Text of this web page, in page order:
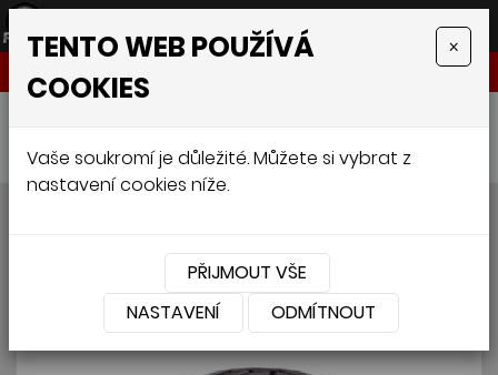
TIGAR WINTER CARGO SPEED 195/70 R15C 104/102R
SPEED 195/70 R15C 104/102R
TENTO WEB POUŽÍVÁ
COOKIES
×
Vaše soukromí je důležité. Můžete si vybrat z
nastavení cookies níže.
PŘIJMOUT VŠE
NASTAVENÍ
ODMÍTNOUT